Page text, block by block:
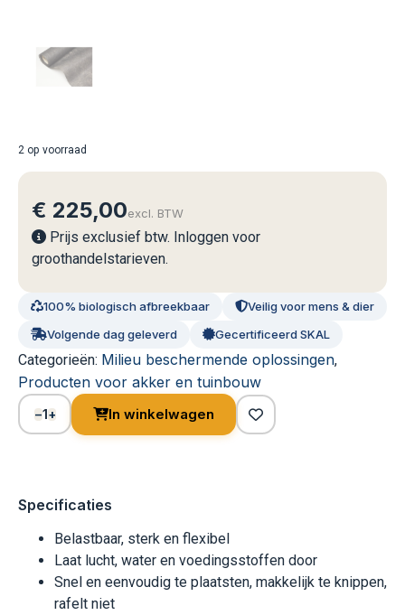
2 op voorraad
€ 225,00excl. BTW
Prijs exclusief btw. Inloggen voor
groothandelstarieven.
100% biologisch afbreekbaar
Veilig voor mens & dier
Volgende dag geleverd
Gecertificeerd SKAL
Categorieën: Milieu beschermende oplossingen,
Producten voor akker en tuinbouw
−1+ In winkelwagen
Specificaties
Belastbaar, sterk en flexibel
Laat lucht, water en voedingsstoffen door
Snel en eenvoudig te plaatsten, makkelijk te knippen,
rafelt niet